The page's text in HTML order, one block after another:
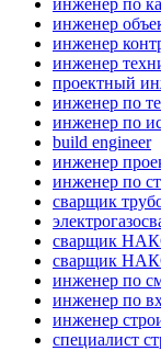
инженер по
инженер
инженер
инженер
проектный
инженер по
инженер по
build engineer
инженер
инженер по
сварщик
сварщик
сварщик
инженер по
инженер по
инженер
специалист